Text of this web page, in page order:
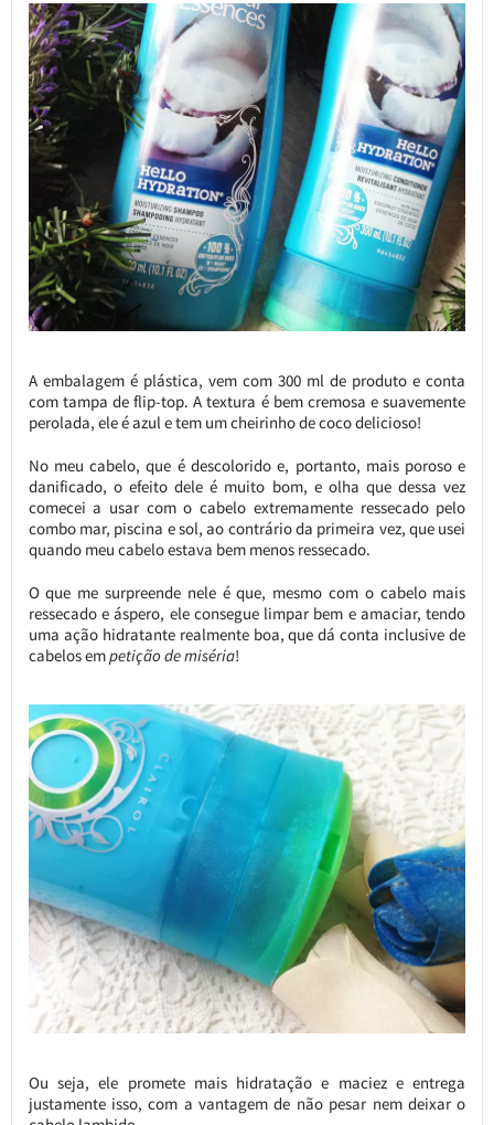
A embalagem é plástica, vem com 300 ml de produto e conta
com tampa de flip-top. A textura é bem cremosa e suavemente
perolada, ele é azul e tem um cheirinho de coco delicioso!
No meu cabelo, que é descolorido e, portanto, mais poroso e
danificado, o efeito dele é muito bom, e olha que dessa vez
comecei a usar com o cabelo extremamente ressecado pelo
combo mar, piscina e sol, ao contrário da primeira vez, que usei
quando meu cabelo estava bem menos ressecado.
O que me surpreende nele é que, mesmo com o cabelo mais
ressecado e áspero, ele consegue limpar bem e amaciar, tendo
uma ação hidratante realmente boa, que dá conta inclusive de
cabelos empetição de miséria!
Ou seja, ele promete mais hidratação e maciez e entrega
justamente isso, com a vantagem de não pesar nem deixar o